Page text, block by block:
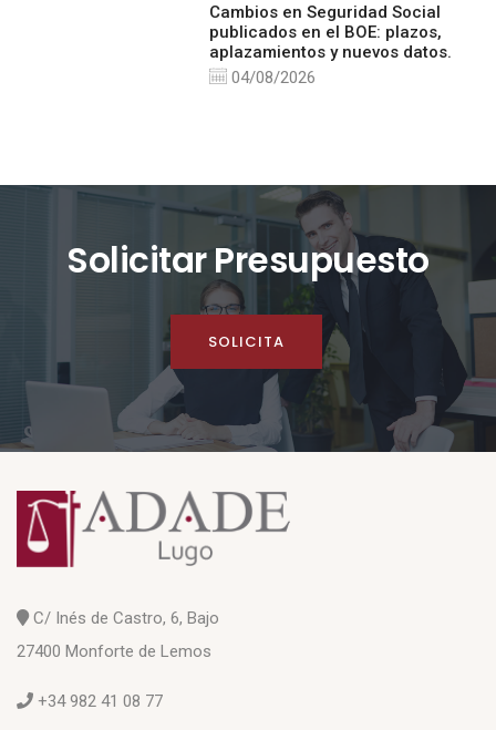
Cambios en Seguridad Social
publicados en el BOE: plazos,
aplazamientos y nuevos datos.
04/08/2026
Solicitar Presupuesto
SOLICITA
C/ Inés de Castro, 6, Bajo
27400 Monforte de Lemos
+34 982 41 08 77